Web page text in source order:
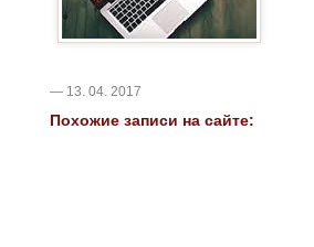
— 13. 04. 2017
Похожие записи на сайте: